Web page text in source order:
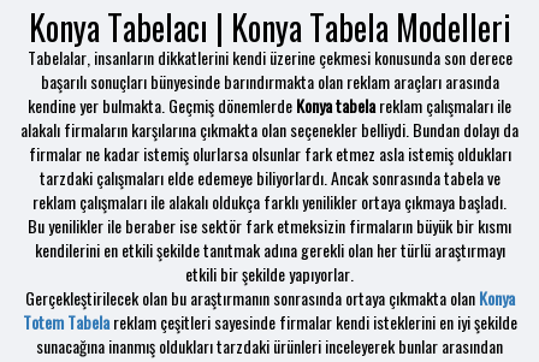
Konya Tabelacı | Konya Tabela Modelleri
Tabelalar, insanların dikkatlerini kendi üzerine çekmesi konusunda son derece
başarılı sonuçları bünyesinde barındırmakta olan reklam araçları arasında
kendine yer bulmakta. Geçmiş dönemlerdeKonya tabelareklam çalışmaları ile
alakalı firmaların karşılarına çıkmakta olan seçenekler belliydi. Bundan dolayı da
firmalar ne kadar istemiş olurlarsa olsunlar fark etmez asla istemiş oldukları
tarzdaki çalışmaları elde edemeye biliyorlardı. Ancak sonrasında tabela ve
reklam çalışmaları ile alakalı oldukça farklı yenilikler ortaya çıkmaya başladı.
Bu yenilikler ile beraber ise sektör fark etmeksizin firmaların büyük bir kısmı
kendilerini en etkili şekilde tanıtmak adına gerekli olan her türlü araştırmayı
etkili bir şekilde yapıyorlar.
Gerçekleştirilecek olan bu araştırmanın sonrasında ortaya çıkmakta olanKonya
Totem Tabelareklam çeşitleri sayesinde firmalar kendi isteklerini en iyi şekilde
sunacağına inanmış oldukları tarzdaki ürünleri inceleyerek bunlar arasından